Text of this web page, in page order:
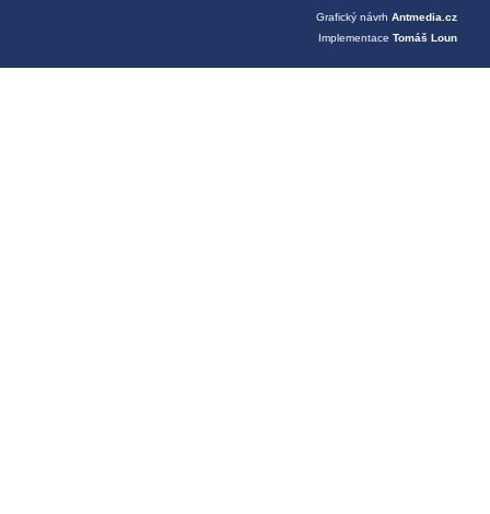
Grafický návrh Antmedia.cz
Implementace Tomáš Loun